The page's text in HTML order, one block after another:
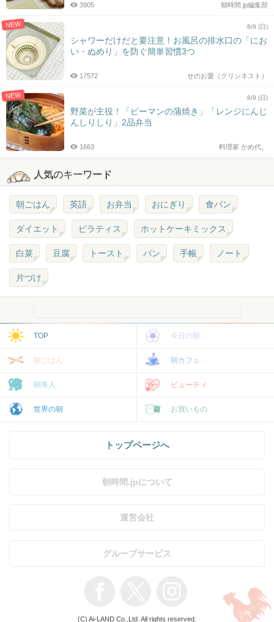
朝時間.jp編集部
3905
NEW 8/9 (日)
シャワーだけだと要注意！お風呂の排水口の「にお
い・ぬめり」を防ぐ簡単習慣3つ
せのお愛（クリンネスト）
17572
NEW 8/9 (日)
野菜が主役！「ピーマンの蒲焼き」「レンジにんじ
んしりしり」2品弁当
料理家 かめ代。
1663
人気のキーワード
朝ごはん 英語 お弁当 おにぎり 食パン
ダイエット ピラティス ホットケーキミックス
白菜 豆腐 トースト パン 手帳 ノート
片づけ
TOP 今日の朝
朝ごはん 朝カフェ
朝美人 ビューティ
世界の朝 お買いもの
トップページへ
朝時間.jpについて
運営会社
グループサービス
(C) Ai-LAND Co.,Ltd. All rights reserved.